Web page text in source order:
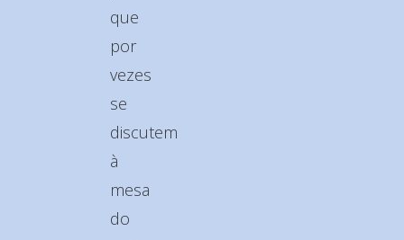
que
por
vezes
se
discutem
à
mesa
do